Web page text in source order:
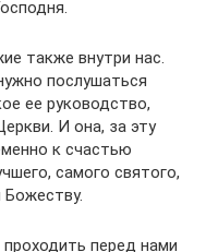
также внутри нас.
послушаться
ее руководство,
И она, за эту
к счастью
самого святого,
перед нами